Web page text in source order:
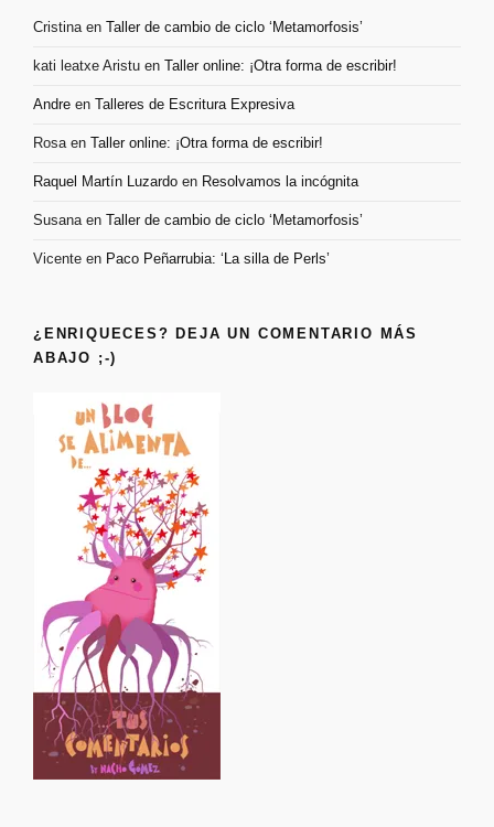
Cristinaen Taller de cambio de ciclo ‘Metamorfosis’
kati leatxe Aristu en Taller online: ¡Otra forma de escribir!
Andre en Talleres de Escritura Expresiva
Rosaen Taller online: ¡Otra forma de escribir!
Raquel Martín Luzardo en Resolvamos la incógnita
Susanaen Taller de cambio de ciclo ‘Metamorfosis’
Vicente en Paco Peñarrubia: ‘La silla de Perls’
¿ENRIQUECES? DEJA UN COMENTARIO MÁS
ABAJO ;-)